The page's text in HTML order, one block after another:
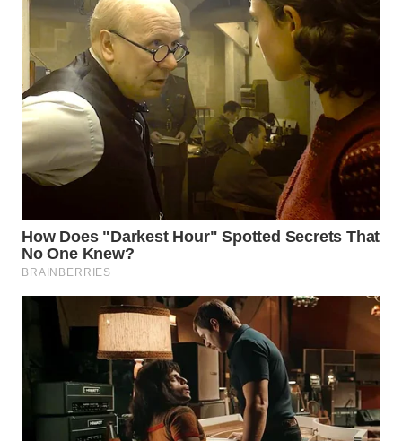
WN
WN
LANGKAT
WN
TAPANULI
WN
TANJUNG
LESUNG
WN
KARO
WN
SIMALUNGUN